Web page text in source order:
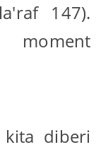
147).
moment
diberi